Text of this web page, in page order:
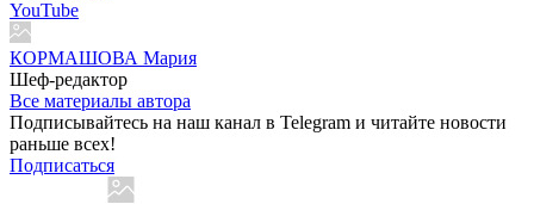
YouTube
КОРМАШОВА Мария
Шеф-редактор
Все материалы автора
Подписывайтесь на наш канал в Telegram и читайте новости
раньше всех!
Подписаться